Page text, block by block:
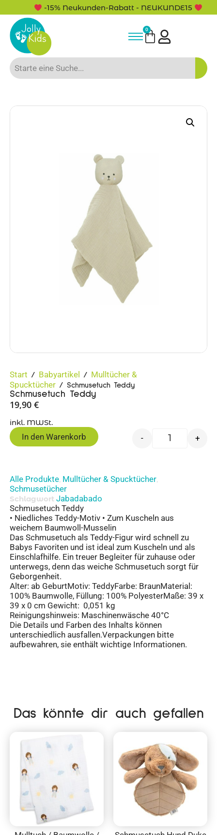
-15% Neukunden-Rabatt - NEUKUNDE15
0
Start / Babyartikel / Mulltücher &
Spucktücher / Schmusetuch Teddy
Schmusetuch Teddy
19,90 €
inkl. MWSt.
- +
In den Warenkorb
Alle Produkte, Mulltücher & Spucktücher,
Schmusetücher
Schlagwort Jabadabado
Schmusetuch Teddy
• Niedliches Teddy-Motiv • Zum Kuscheln aus
weichem Baumwoll-Musselin
Das Schmusetuch als Teddy-Figur wird schnell zu
Babys Favoriten und ist ideal zum Kuscheln und als
Einschlafhilfe. Ein treuer Begleiter für zuhause oder
unterwegs, denn das weiche Schmusetuch sorgt für
Geborgenheit.
Alter: ab GeburtMotiv: TeddyFarbe: BraunMaterial:
100% Baumwolle, Füllung: 100% PolyesterMaße: 39 x
39 x 0 cm Gewicht: 0,051 kg
Reinigungshinweis: Maschinenwäsche 40°C
Die Details und Farben des Inhalts können
unterschiedlich ausfallen.Verpackungen bitte
aufbewahren, sie enthält wichtige Informationen.
Das könnte dir auch gefallen